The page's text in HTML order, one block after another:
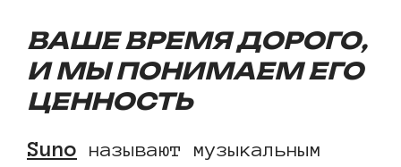
ВАШЕ ВРЕМЯ ДОРОГО,
И МЫ ПОНИМАЕМ ЕГО
ЦЕННОСТЬ
Suno называют музыкальным